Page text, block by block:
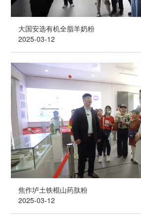
大国安选有机全脂羊奶粉
2025-03-12
焦作垆土铁棍山药肽粉
2025-03-12